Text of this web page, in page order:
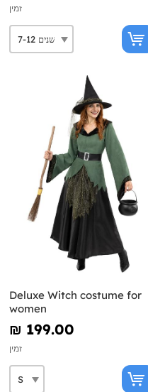
זמין
Deluxe Witch costume for
women
₪‎ 199.00
זמין